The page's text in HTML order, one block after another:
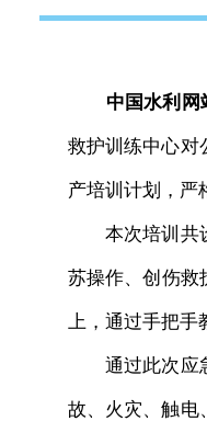
中国水利网
救护训练中心对
产培训计划，严
本次培训共设
苏操作、创伤救
上，通过手把手
通过此次应急
故、火灾、触电